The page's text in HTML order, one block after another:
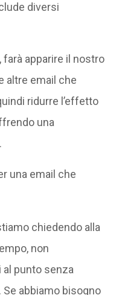
diversi
apparire il nostro
altre email che
ridurre l’effetto
una
una email che
chiedendo alla
non
punto senza
abbiamo bisogno